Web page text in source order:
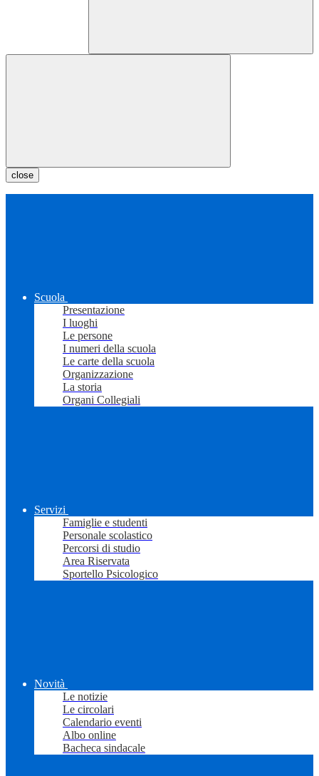
close
Scuola
Presentazione
I luoghi
Le persone
I numeri della scuola
Le carte della scuola
Organizzazione
La storia
Organi Collegiali
Servizi
Famiglie e studenti
Personale scolastico
Percorsi di studio
Area Riservata
Sportello Psicologico
Novità
Le notizie
Le circolari
Calendario eventi
Albo online
Bacheca sindacale